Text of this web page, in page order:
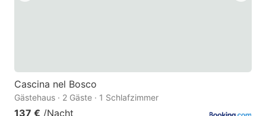
Cascina nel Bosco
Gästehaus · 2 Gäste · 1 Schlafzimmer
137 € /Nacht